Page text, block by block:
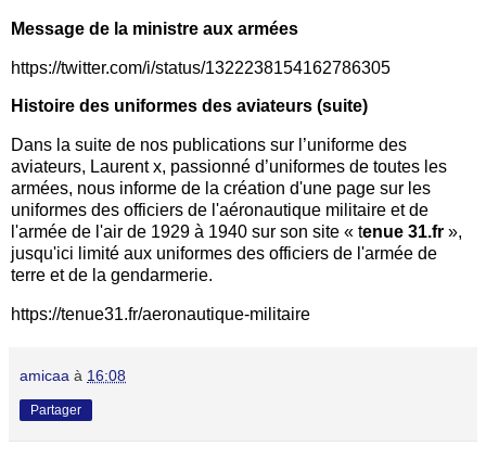
Message de la ministre aux armées
https://twitter.com/i/status/1322238154162786305
Histoire des uniformes des aviateurs (suite)
Dans la suite de nos publications sur l’uniforme des
aviateurs, Laurent x, passionné d’uniformes de toutes les
armées, nous informe de la création d'une page sur les
uniformes des officiers de l'aéronautique militaire et de
l'armée de l'air de 1929 à 1940 sur son site « tenue 31.fr »,
jusqu'ici limité aux uniformes des officiers de l'armée de
terre et de la gendarmerie.
https://tenue31.fr/aeronautique-militaire
amicaa à 16:08
Partager